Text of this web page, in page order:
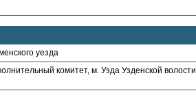
уезда
комитет, м. Узда Узденской волости